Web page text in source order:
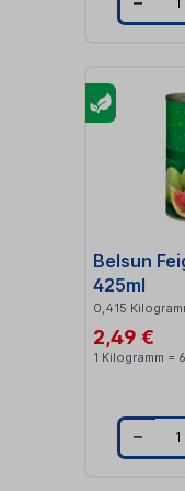
a
n
i
y
Belsun
425ml
0,415
2,49 €
1 Kilogramm =